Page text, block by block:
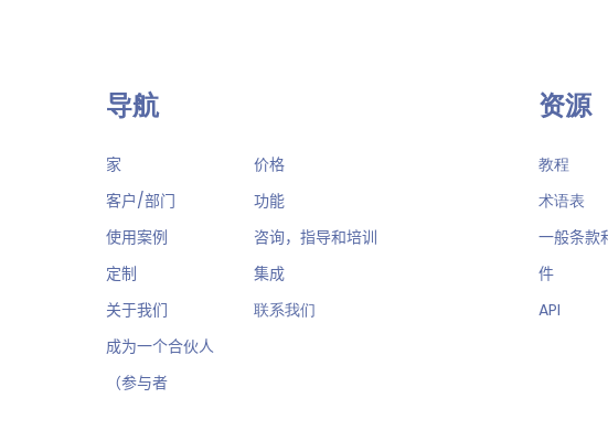
导航
家
价格
客户/部门
功能
使用案例
咨询，指导和培训
定制
集成
关于我们
联系我们
成为一个合伙人
（参与者
资源
教程
术语表
一般条款
件
API